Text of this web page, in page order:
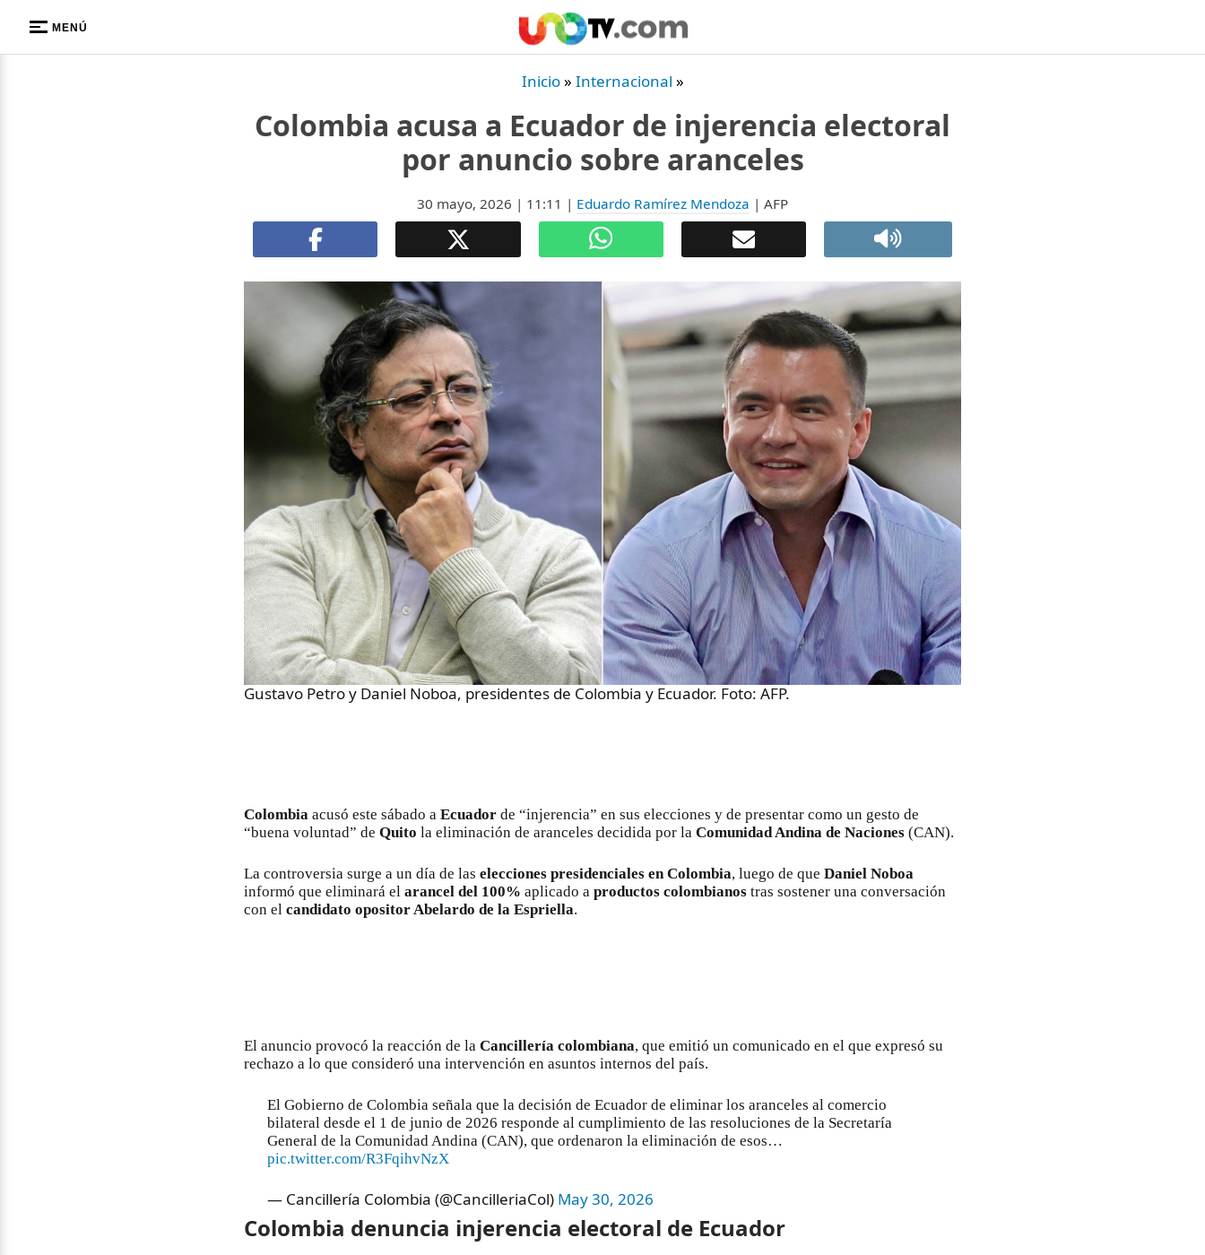
MENÚ
Inicio» Internacional »
Colombia acusa a Ecuador de injerencia electoral
por anuncio sobre aranceles
30 mayo, 2026 | 11:11 | Eduardo Ramírez Mendoza | AFP
Gustavo Petro y Daniel Noboa, presidentes de Colombia y Ecuador. Foto: AFP.
Colombia acusó este sábado a Ecuador de “injerencia” en sus elecciones y de presentar como un gesto de
“buena voluntad” de Quito la eliminación de aranceles decidida por la Comunidad Andina de Naciones (CAN).
La controversia surge a un día de las elecciones presidenciales en Colombia, luego de que Daniel Noboa
informó que eliminará el arancel del 100% aplicado a productos colombianos tras sostener una conversación
con el candidato opositor Abelardo de la Espriella.
El anuncio provocó la reacción de la Cancillería colombiana, que emitió un comunicado en el que expresó su
rechazo a lo que consideró una intervención en asuntos internos del país.
El Gobierno de Colombia señala que la decisión de Ecuador de eliminar los aranceles al comercio
bilateral desde el 1 de junio de 2026 responde al cumplimiento de las resoluciones de la Secretaría
General de la Comunidad Andina (CAN), que ordenaron la eliminación de esos…
pic.twitter.com/R3FqihvNzX
— Cancillería Colombia (@CancilleriaCol) May 30, 2026
Colombia denuncia injerencia electoral de Ecuador